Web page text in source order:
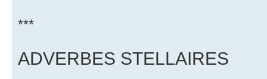
***
ADVERBES STELLAIRES